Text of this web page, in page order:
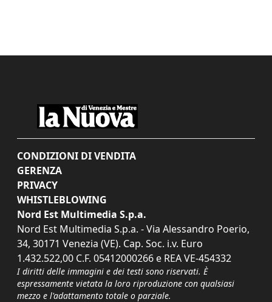
CONDIZIONI DI VENDITA
GERENZA
PRIVACY
WHISTLEBLOWING
Nord Est Multimedia S.p.a.
Nord Est Multimedia S.p.a. - Via Alessandro Poerio,
34, 30171 Venezia (VE). Cap. Soc. i.v. Euro
1.432.522,00 C.F. 05412000266 e REA VE-454332
I diritti delle immagini e dei testi sono riservati. È
espressamente vietata la loro riproduzione con qualsiasi
mezzo e l'adattamento totale o parziale.